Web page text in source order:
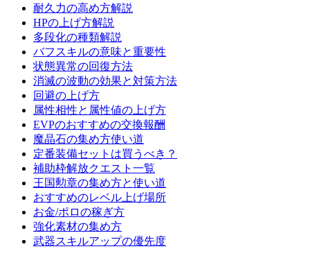
耐久力の高め方解説
HPの上げ方解説
多段化の種類解説
バフスキルの意味と重要性
状態異常の回復方法
消滅の波動の効果と対策方法
回避の上げ方
属性相性と属性値の上げ方
EVPのおすすめの交換報酬
魔晶石の集め方使い道
定番装備セットは買うべき？
補助枠解放クエスト一覧
王国勲章の集め方と使い道
おすすめのレベル上げ場所
お金/ポロの稼ぎ方
強化素材の集め方
武器スキルアップの優先度